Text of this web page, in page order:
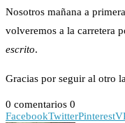
Nosotros mañana a
volveremos a la carretera
escrito.
Gracias por seguir al otro
0 comentarios 0
FacebookTwitterPinterest